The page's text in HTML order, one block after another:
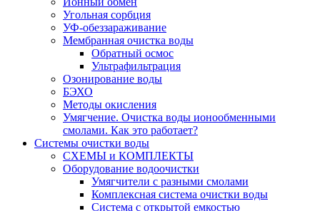
Угольная сорбция
УФ-обеззараживание
Мембранная очистка воды
Обратный осмос
Ультрафильтрация
Озонирование воды
БЭХО
Методы окисления
Умягчение. Очистка воды ионообменными
смолами. Как это работает?
Системы очистки воды
СХЕМЫ и КОМПЛЕКТЫ
Оборудование водоочистки
Умягчители с разными смолами
Комплексная система очистки воды
Система с открытой емкостью